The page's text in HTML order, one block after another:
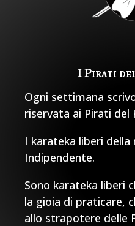
I Pirati
Ogni settimana
riservata ai Pirati del
I karateka liberi
Indipendente.
Sono karateka liberi
la gioia di praticare,
allo strapotere delle